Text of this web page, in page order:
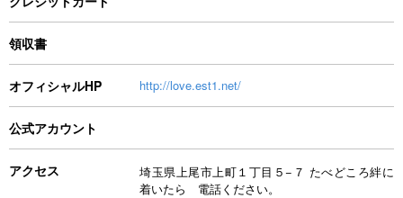
領収書
オフィシャルHP http://love.est1.net/
公式アカウント
アクセス
埼玉県上尾市上町１丁目５−７ たべどころ絆に
着いたら 電話ください。